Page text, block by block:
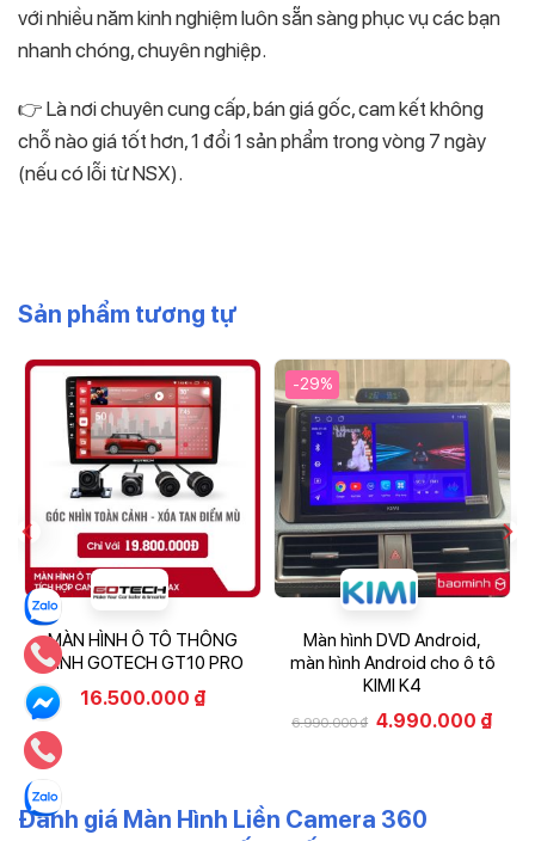
với nhiều năm kinh nghiệm luôn sẵn sàng phục vụ các bạn
nhanh chóng, chuyên nghiệp.
👉 Là nơi chuyên cung cấp, bán giá gốc, cam kết không
chỗ nào giá tốt hơn, 1 đổi 1 sản phẩm trong vòng 7 ngày
(nếu có lỗi từ NSX).
Sản phẩm tương tự
MÀN HÌNH Ô TÔ THÔNG
MINH GOTECH GT10 PRO
16.500.000 ₫
-29%
Màn hình DVD Android,
màn hình Android cho ô tô
KIMI K4
6.990.000₫ 4.990.000 ₫
Đánh giá Màn Hình Liền Camera 360